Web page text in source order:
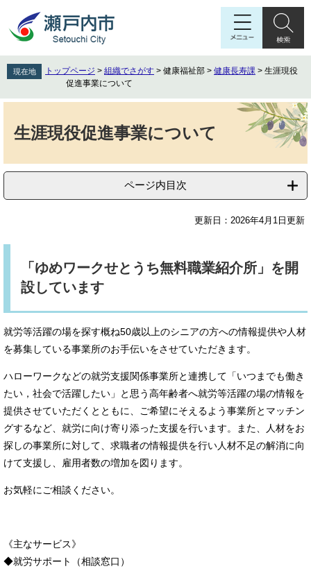
先
頭
を
飛
へ
現在地 トップページ > 組織でさがす > 健康福祉部 > 健康長寿課 > 生涯現役
促進事業について
生涯現役促進事業について
ページ内目次
更新日：2026年4月1日更新
「ゆめワークせとうち無料職業紹介所」を開
設しています
就労等活躍の場を探す概ね50歳以上のシニアの方への情報提供や人材
を募集している事業所のお手伝いをさせていただきます。
ハローワークなどの就労支援関係事業所と連携して「いつまでも働き
たい，社会で活躍したい」と思う高年齢者へ就労等活躍の場の情報を
提供させていただくとともに、ご希望にそえるよう事業所とマッチン
グするなど、就労に向け寄り添った支援を行います。また、人材をお
探しの事業所に対して、求職者の情報提供を行い人材不足の解消に向
けて支援し、雇用者数の増加を図ります。
お気軽にご相談ください。
《主なサービス》
◆就労サポート（相談窓口）